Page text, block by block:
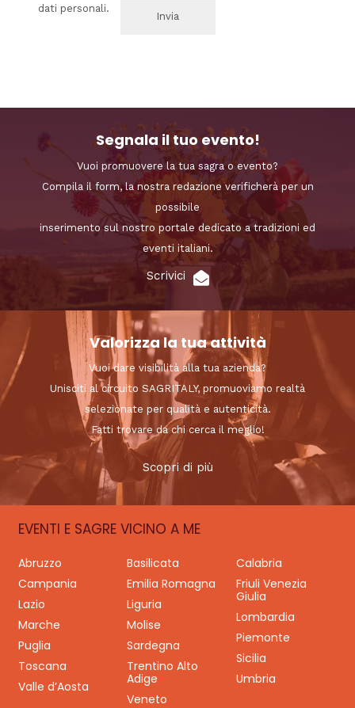
dati personali.
Segnala il tuo evento!
Vuoi promuovere la tua sagra o evento?
Compila il form, la nostra redazione verificherà per un
possibile
inserimento sul nostro portale dedicato a tradizioni ed
eventi italiani.
Scrivici
Valorizza la tua attività
Vuoi dare visibilità alla tua azienda?
Unisciti al circuito SAGRITALY, promuoviamo realtà
selezionate per qualità e autenticità.
Fatti trovare da chi cerca il meglio!
Scopri di più
EVENTI E SAGRE VICINO A ME
Abruzzo Basilicata
Calabria
Campania
Emilia Romagna
Friuli Venezia
Giulia
Lazio
Liguria
Lombardia
Marche
Molise
Piemonte
Puglia
Sardegna
Sicilia
Toscana
Trentino Alto
Adige
Umbria
Valle d’Aosta
Veneto